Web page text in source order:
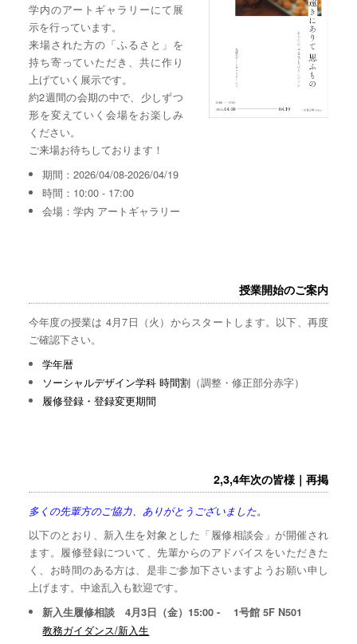
学内のアートギャラリーにて展
示を行っています。
来場された方の「ふるさと」を
持ち寄っていただき、共に作り
上げていく展示です。
約2週間の会期の中で、少しずつ
形を変えていく会場をお楽しみ
ください。
ご来場お待ちしております！
期間：2026/04/08-2026/04/19
時間：10:00 - 17:00
会場：学内 アートギャラリー
授業開始のご案内
今年度の授業は 4月7日（火）からスタートします。以下、再度
ご確認下さい。
学年暦
ソーシャルデザイン学科 時間割 （調整・修正部分赤字）
履修登録・登録変更期間
2,3,4年次の皆様｜再掲
多くの先輩方のご協力、ありがとうございました。
以下のとおり、新入生を対象とした「履修相談会」が開催され
ます。履修登録について、先輩からのアドバイスをいただきた
く、お時間のある方は、是非ご参加下さいますようお願い申し
上げます。中途乱入も歓迎です。
新入生履修相談 4月3日（金）15:00 - 1号館 5F N501
教務ガイダンス/新入生